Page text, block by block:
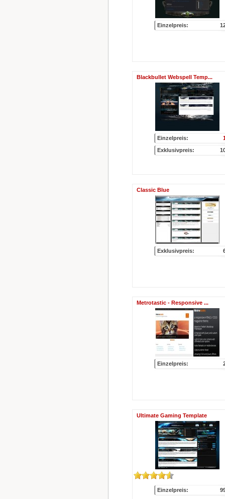
Einzelpreis:
Blackbullet Webspell Temp...
Einzelpreis:
Exklusivpreis:
Classic Blue
Exklusivpreis:
Metrotastic - Responsive ...
Einzelpreis:
Ultimate Gaming Template
Einzelpreis: